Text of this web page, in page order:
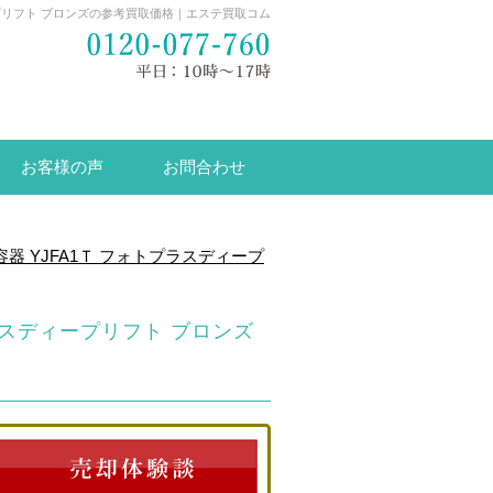
フト ブロンズの参考買取価格｜エステ買取コム
お客様の声 お問合わせ
YJFA1Ｔ フォトプラスディープ
ディープリフト ブロンズ